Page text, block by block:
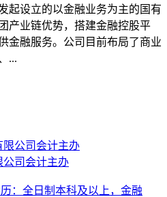
起设立的以金融业务为主的国有
产业链优势，搭建金融控股平
金融服务。公司目前布局了商业
...
公司会计主办
：全日制本科及以上，金融